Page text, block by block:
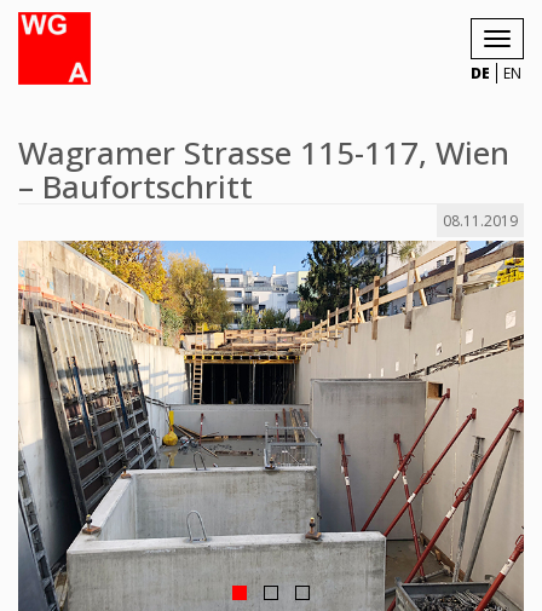
DE EN
Wagramer Strasse 115-117, Wien
– Baufortschritt
08.11.2019